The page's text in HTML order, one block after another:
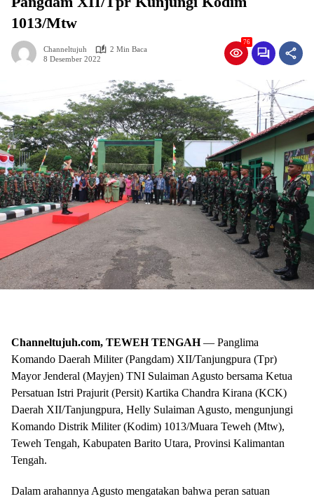
1013/Mtw
Channeltujuh
2 Min Baca
8 Desember 2022
76
Channeltujuh.com, TEWEH TENGAH— Panglima
Komando Daerah Militer (Pangdam) XII/Tanjungpura (Tpr)
Mayor Jenderal (Mayjen) TNI Sulaiman Agusto bersama Ketua
Persatuan Istri Prajurit (Persit) Kartika Chandra Kirana (KCK)
Daerah XII/Tanjungpura, Helly Sulaiman Agusto, mengunjungi
Komando Distrik Militer (Kodim) 1013/Muara Teweh (Mtw),
Teweh Tengah, Kabupaten Barito Utara, Provinsi Kalimantan
Tengah.
Dalam arahannya Agusto mengatakan bahwa peran satuan